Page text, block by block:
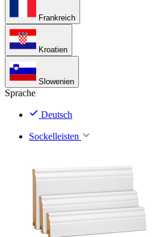
Frankreich
Kroatien
Slowenien
Sprache
Deutsch
Sockelleisten